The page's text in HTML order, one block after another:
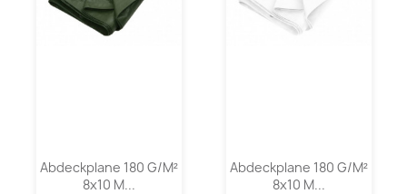
Abdeckplane 180 G/m²
8x10 M...
Abdeckplane 180 G/m²
8x10 M...